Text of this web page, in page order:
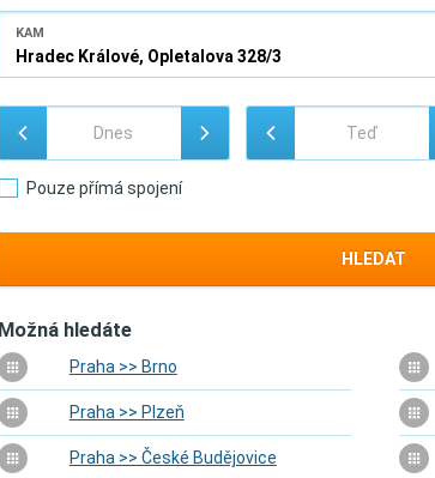
KAM
Pouze přímá spojení
HLEDAT
Možná hledáte
Praha >> Brno
Praha >> Plzeň
Praha >> České Budějovice